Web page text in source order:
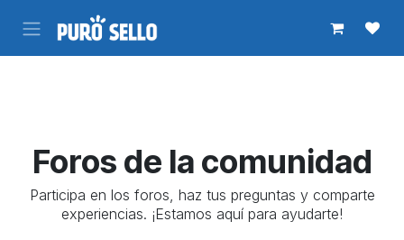
Ir al contenido
Foros de la comunidad
Participa en los foros, haz tus preguntas y comparte
experiencias. ¡Estamos aquí para ayudarte!